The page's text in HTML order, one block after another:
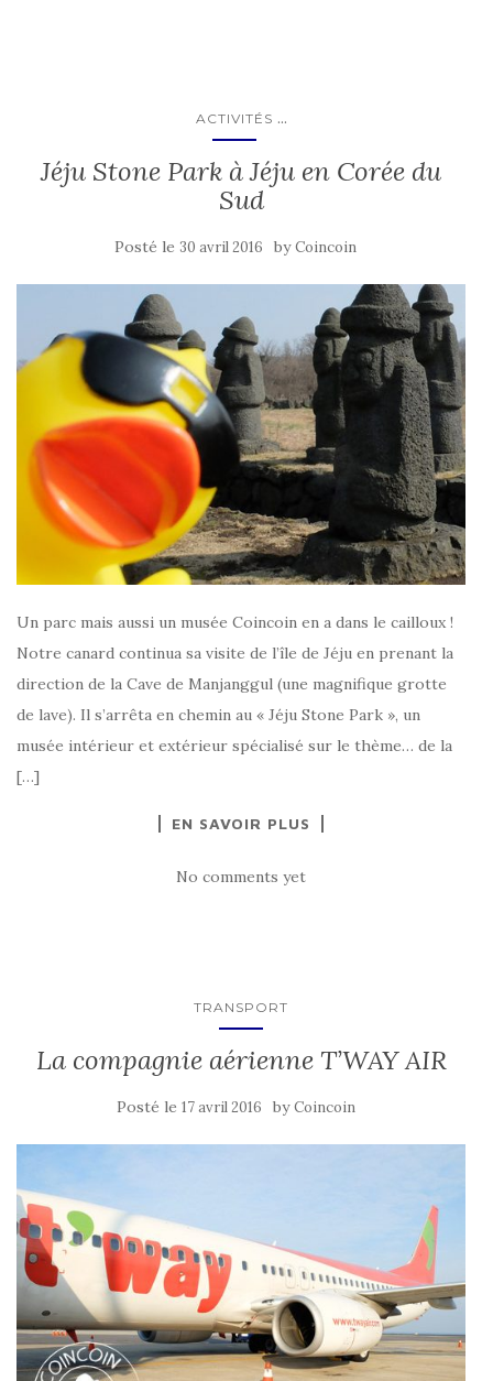
ACTIVITÉS ...
Jéju Stone Park à Jéju en Corée du
Sud
Posté le 30 avril 2016 byCoincoin
Un parc mais aussi un musée Coincoin en a dans le cailloux !
Notre canard continua sa visite de l’île de Jéju en prenant la
direction de la Cave de Manjanggul (une magnifique grotte
de lave). Il s’arrêta en chemin au « Jéju Stone Park », un
musée intérieur et extérieur spécialisé sur le thème… de la
[…]
EN SAVOIR PLUS
No comments yet
TRANSPORT
La compagnie aérienne T’WAY AIR
Posté le 17 avril 2016 byCoincoin